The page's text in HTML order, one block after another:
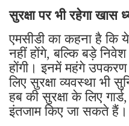
सुरक्षा पर भी रहेगा खास
एमसीडी का कहना है कि ये
नहीं होंगे, बल्कि बड़े
होंगी। इनमें महंगे
लिए सुरक्षा व्यवस्था भी
हब की सुरक्षा के लिए
इंतजाम किए जा सकते हैं।